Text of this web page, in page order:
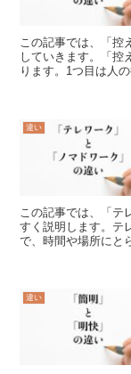
この記事では、「控
していきます。「控
ります。1つ目は人
違い
この記事では、「テ
すく説明します。テ
で、時間や場所にと
違い